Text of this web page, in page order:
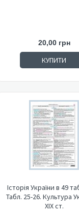
20,00 грн
КУПИТИ
Історія України в 49
Табл. 25-26. Культура
ХІХ ст.